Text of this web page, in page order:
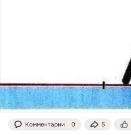
Комментарии 0 5